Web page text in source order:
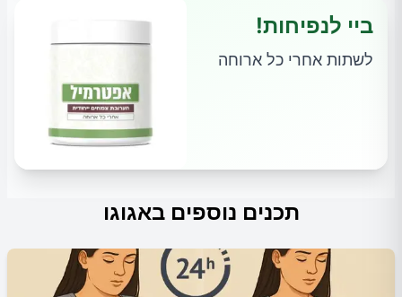
ביי לנפיחות!
לשתות אחרי כל ארוחה
תכנים נוספים באגוגו